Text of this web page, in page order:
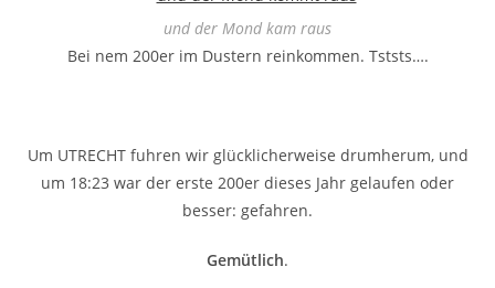
und der Mond kam raus
Bei nem 200er im Dustern reinkommen. Tststs….
Um UTRECHT fuhren wir glücklicherweise drumherum, und
um 18:23 war der erste 200er dieses Jahr gelaufen oder
besser: gefahren.
Gemütlich.